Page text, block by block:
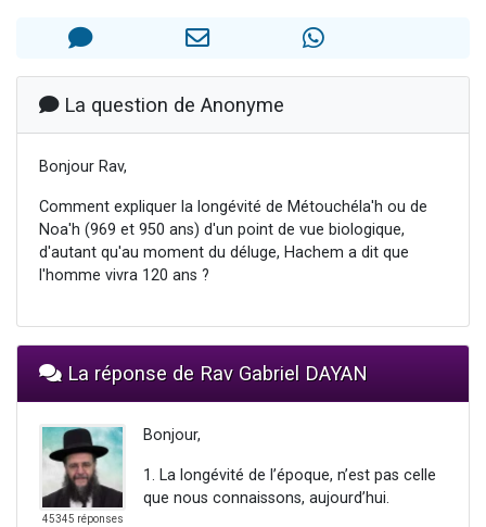
2 nouvelles musiques dans Torah-Box Music
8 personnes viennent de faire un don pour Tsédaka : pauvres d'Israel
2 personnes viennent de faire un don pour 1 Journée de Vacances Pour les Enfants
La question de Anonyme
Bonjour Rav,
Comment expliquer la longévité de Métouchéla'h ou de
Noa'h (969 et 950 ans) d'un point de vue biologique,
d'autant qu'au moment du déluge, Hachem a dit que
l'homme vivra 120 ans ?
La réponse de Rav Gabriel DAYAN
45345 réponses
Bonjour,
1. La longévité de l’époque, n’est pas celle
que nous connaissons, aujourd’hui.